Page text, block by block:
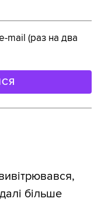
mail (раз на два
більше